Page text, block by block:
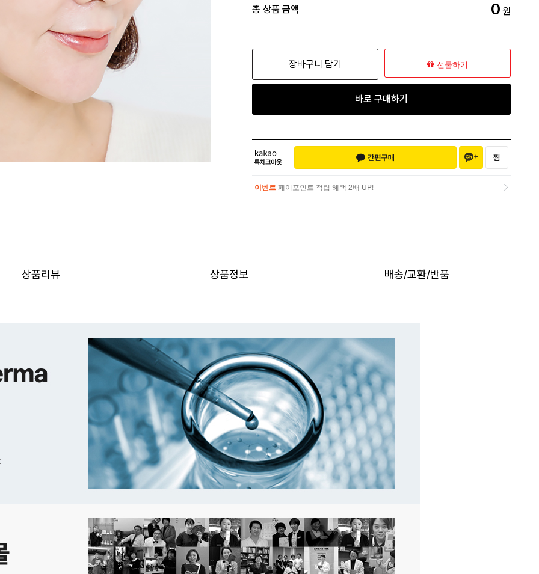
총 상품 금액 0 원
장바구니 담기 선물하기
바로 구매하기
이벤트페이포인트 적립 혜택 2배 UP!
상품리뷰 상품정보 배송/교환/반품